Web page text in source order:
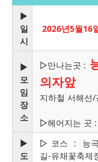
▶
일
시
2026년5월16
▶
모
임
장
소
▷만나는곳 :
의자앞
지하철 서해선/
▷헤어지는 곳
▶
도
▷코스 : 능곡
길-유채꽃축제